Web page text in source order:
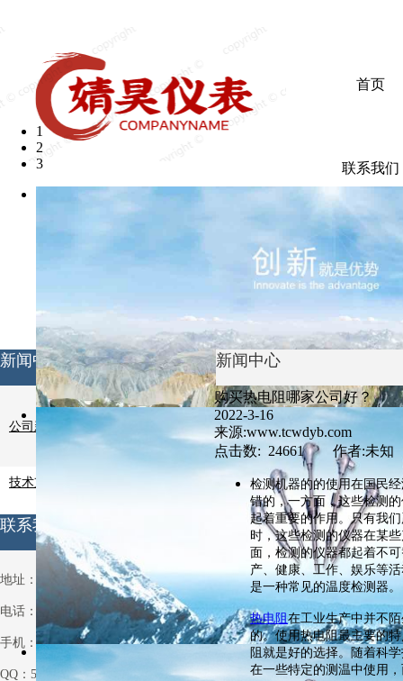
首页
联系我们
1
2
3
新闻中心
公司新闻
技术支持
联系我们
地址：安徽省天长市铜城铜北村
电话：0550-7514063
手机：13721013931
QQ：531970962
新闻中心
购买热电阻哪家公司好？
2022-3-16
来源:www.tcwdyb.com
点击数: 24661 作者:未知
检测机器的的使用在国民
错的，一方面，这些检测
起着重要的作用。只有我
时，这些检测的仪器在某
面，检测的仪器都起着不
产、健康、工作、娱乐等
是一种常见的温度检测器。
热电阻在工业生产中并不
的。使用热电阻最主要的
阻就是好的选择。随着科
在一些特定的测温中使用